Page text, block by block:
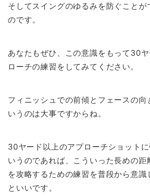
そしてスイングのゆるみを防ぐことが
のです。
あなたもぜひ、この意識をもって30
ローチの練習をしてみてください。
フィニッシュでの前傾とフェースの向
いうのは大事ですからね。
30ヤード以上のアプローチショット
いうのであれば、こういった長めの距
を攻略するための練習を普段から意識
といいです。